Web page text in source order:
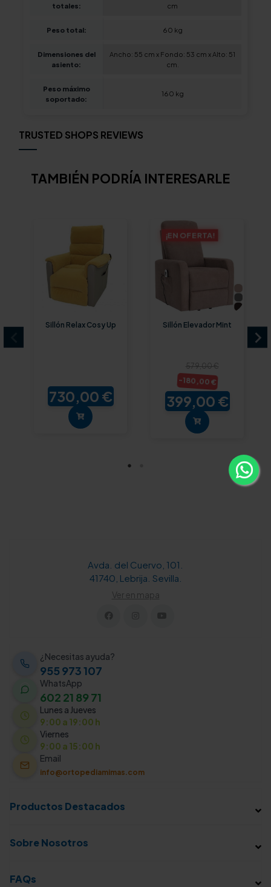
totales:
cm
Peso total: 60 kg
Dimensiones del
asiento:
Ancho: 55 cm x Fondo: 53 cm x Alto: 51
cm.
Peso máximo
soportado:
160 kg
TRUSTED SHOPS REVIEWS
TAMBIÉN PODRÍA INTERESARLE
Sillón Relax Cosy Up
730,00 €
¡EN OFERTA!
Sillón Elevador Mint
579,00 €
-180,00 €
399,00 €
Avda. del Cuervo, 101.
41740, Lebrija. Sevilla.
Ver en mapa
¿Necesitas ayuda?
955 973 107
WhatsApp
602 21 89 71
Lunes a Jueves
9:00 a 19:00 h
Viernes
9:00 a 15:00 h
Email
info@ortopediamimas.com
Productos Destacados
Sobre Nosotros
FAQs